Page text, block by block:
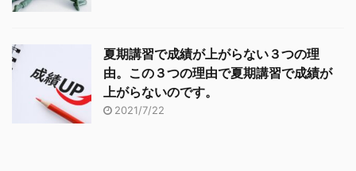
夏期講習で成績が上がらない３つの理
由。この３つの理由で夏期講習で成績が
上がらないのです。
2021/7/22